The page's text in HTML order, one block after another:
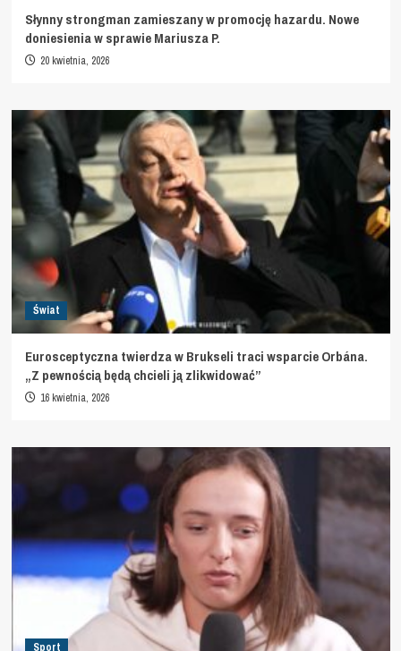
Słynny strongman zamieszany w promocję hazardu. Nowe
doniesienia w sprawie Mariusza P.
20 kwietnia, 2026
Świat
Eurosceptyczna twierdza w Brukseli traci wsparcie Orbána.
„Z pewnością będą chcieli ją zlikwidować”
16 kwietnia, 2026
Sport